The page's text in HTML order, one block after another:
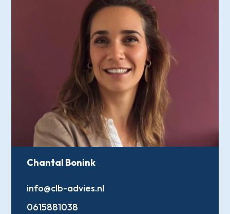
Chantal Bonink
info@clb-advies.nl
0615881038